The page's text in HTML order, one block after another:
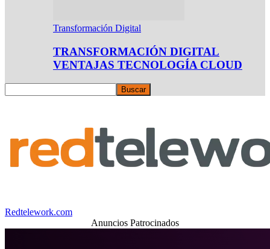
Transformación Digital
TRANSFORMACIÓN DIGITAL
VENTAJAS TECNOLOGÍA CLOUD
Redtelework.com
Anuncios Patrocinados